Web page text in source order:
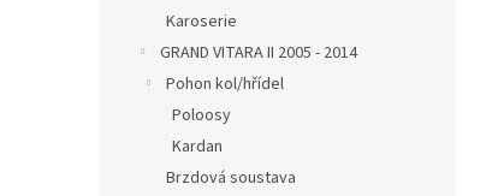
Karoserie
GRAND VITARA II 2005 - 2014
Pohon kol/hřídel
Poloosy
Kardan
Brzdová soustava